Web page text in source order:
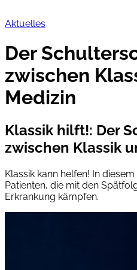
Aktuelles
Der
zwischen
Medizin
Klassik hilft!: Der
zwischen Klassik
Klassik kann helfen! In
Patienten, die mit den
Erkrankung kämpfen.